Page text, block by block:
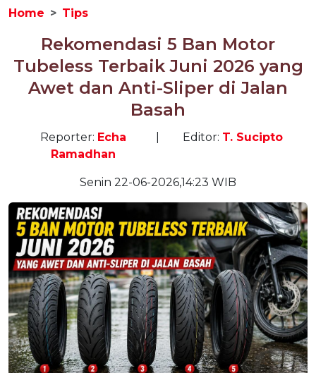
Home Tips
Rekomendasi 5 Ban Motor
Tubeless Terbaik Juni 2026 yang
Awet dan Anti-Sliper di Jalan
Basah
Reporter: Echa
Ramadhan
Editor: T. Sucipto
Senin 22-06-2026,14:23 WIB